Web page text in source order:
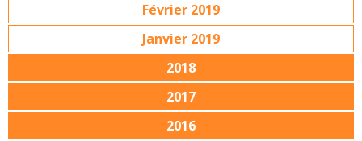
Février 2019
Janvier 2019
2018
2017
2016